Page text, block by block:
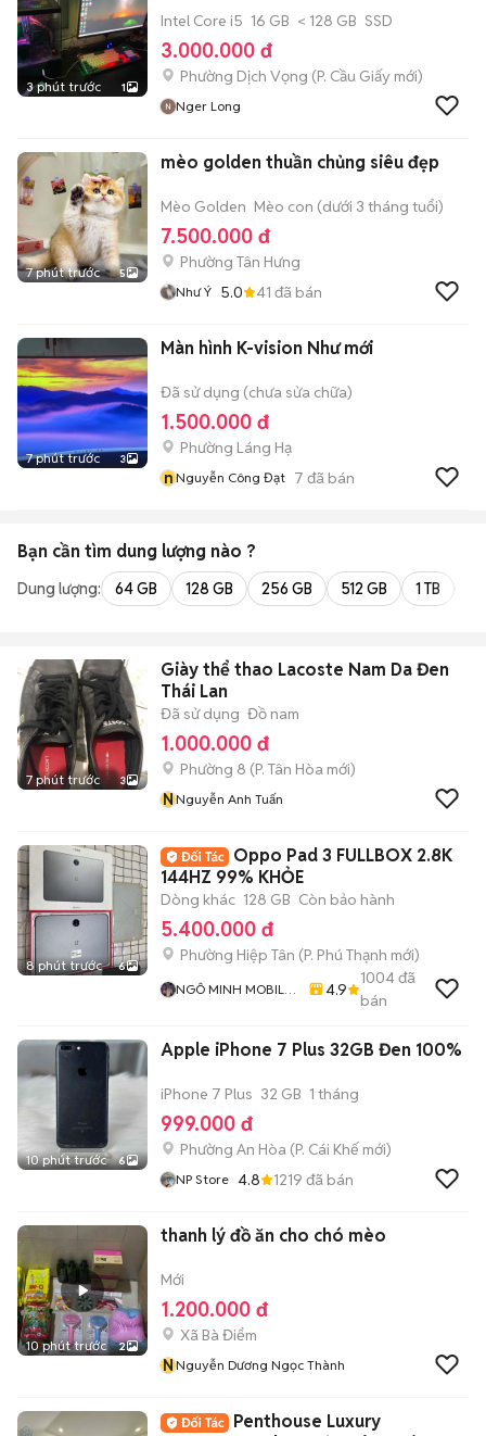
3 phút trước 1
Intel Core i5 16 GB < 128 GB SSD
3.000.000 đ
Phường Dịch Vọng (P. Cầu Giấy mới)
Nger Long
7 phút trước 5
mèo golden thuần chủng siêu đẹp
Mèo Golden Mèo con (dưới 3 tháng tuổi)
7.500.000 đ
Phường Tân Hưng
Như Ý 5.0 41 đã bán
7 phút trước 3
Màn hình K-vision Như mới
Đã sử dụng (chưa sửa chữa)
1.500.000 đ
Phường Láng Hạ
nNguyễn Công Đạt 7 đã bán
Bạn cần tìm dung lượng nào ?
Dung lượng: 64 GB 128 GB 256 GB 512 GB 1 TB
7 phút trước 3
Giày thể thao Lacoste Nam Da Đen
Thái Lan
Đã sử dụng Đồ nam
1.000.000 đ
Phường 8 (P. Tân Hòa mới)
NNguyễn Anh Tuấn
8 phút trước 6
Oppo Pad 3 FULLBOX 2.8K
144HZ 99% KHỎE
Dòng khác 128 GB Còn bảo hành
5.400.000 đ
Phường Hiệp Tân (P. Phú Thạnh mới)
NGÔ MINH MOBILE
4.9
1004đã
bán
10 phút trước 6
Apple iPhone 7 Plus 32GB Đen 100%
iPhone 7 Plus 32 GB 1 tháng
999.000 đ
Phường An Hòa (P. Cái Khế mới)
NP Store 4.8 1219 đã bán
10 phút trước 2
thanh lý đồ ăn cho chó mèo
Mới
1.200.000 đ
Xã Bà Điểm
NNguyễn Dương Ngọc Thành
Penthouse Luxury